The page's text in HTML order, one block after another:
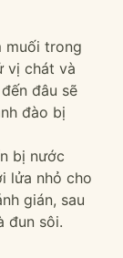
muối trong
vị chát và
đâu sẽ
đào bị
bị nước
lửa nhỏ cho
gián, sau
đun sôi.